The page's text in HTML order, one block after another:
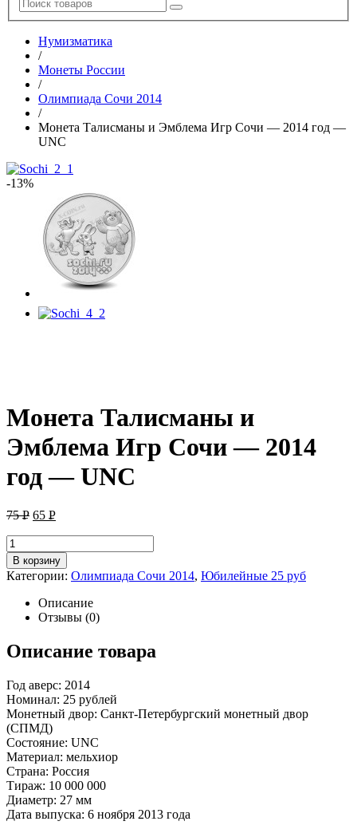
Нумизматика
/
Монеты России
/
Олимпиада Сочи 2014
/
Монета Талисманы и Эмблема Игр Сочи — 2014 год —
UNC
-13%
Монета Талисманы и
Эмблема Игр Сочи — 2014
год — UNC
75Р 65 Р
В корзину
Категории: Олимпиада Сочи 2014, Юбилейные 25 руб
Описание
Отзывы (0)
Описание товара
Год аверс: 2014
Номинал: 25 рублей
Монетный двор: Санкт-Петербургский монетный двор
(СПМД)
Состояние: UNC
Материал: мельхиор
Страна: Россия
Тираж: 10 000 000
Диаметр: 27 мм
Дата выпуска: 6 ноября 2013 года